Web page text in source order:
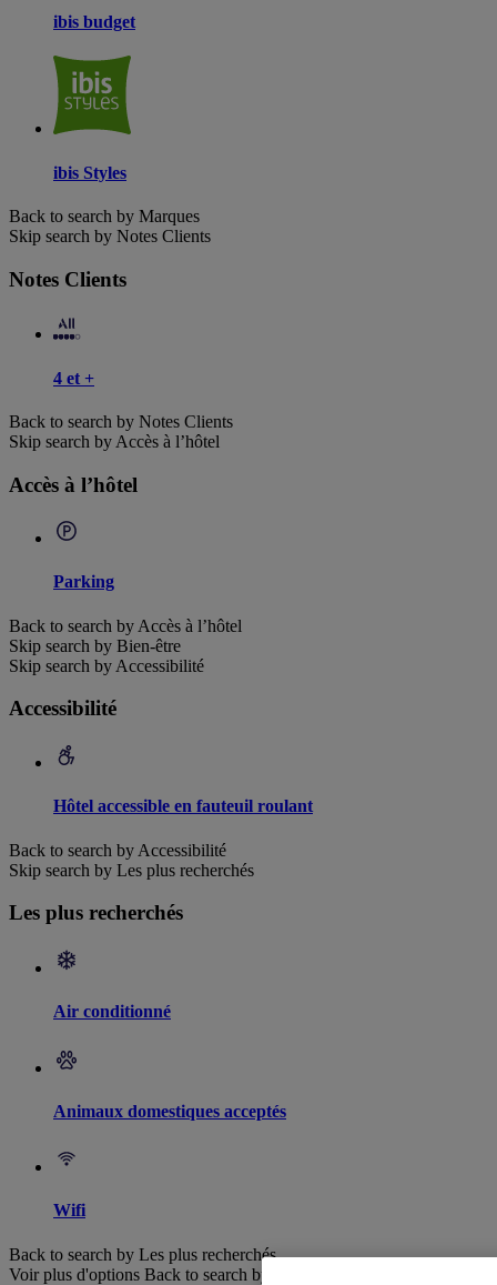
ibis budget
ibis Styles
Back to search by Marques
Skip search by Notes Clients
Notes Clients
4 et +
Back to search by Notes Clients
Skip search by Accès à l’hôtel
Accès à l’hôtel
Parking
Back to search by Accès à l’hôtel
Skip search by Bien-être
Skip search by Accessibilité
Accessibilité
Hôtel accessible en fauteuil roulant
Back to search by Accessibilité
Skip search by Les plus recherchés
Les plus recherchés
Air conditionné
Animaux domestiques acceptés
Wifi
Back to search by Les plus recherchés
Voir plus d'options Back to search by categories